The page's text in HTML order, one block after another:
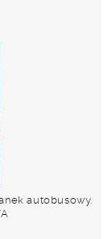
autobusowy.